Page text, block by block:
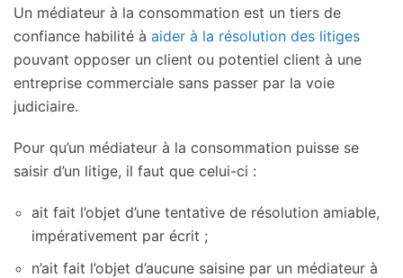
Un médiateur à la consommation est un tiers de
confiance habilité à aider à la résolution des litiges
pouvant opposer un client ou potentiel client à une
entreprise commerciale sans passer par la voie
judiciaire.
Pour qu’un médiateur à la consommation puisse se
saisir d’un litige, il faut que celui-ci :
ait fait l’objet d’une tentative de résolution amiable,
impérativement par écrit ;
n’ait fait l’objet d’aucune saisine par un médiateur à